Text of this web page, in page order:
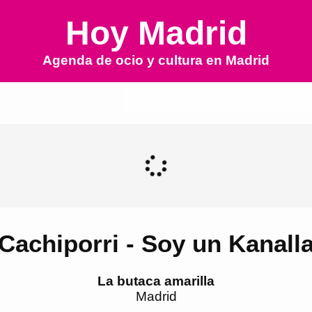
Hoy Madrid
Agenda de ocio y cultura en Madrid
- Soy un
La butaca amarilla
Madrid